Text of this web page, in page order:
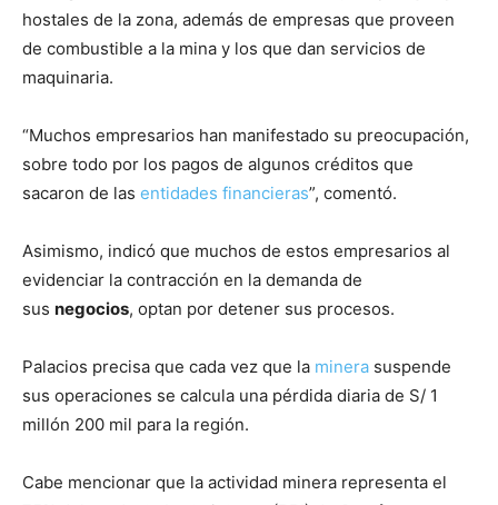
hostales de la zona, además de empresas que proveen
de combustible a la mina y los que dan servicios de
maquinaria.
“Muchos empresarios han manifestado su preocupación,
sobre todo por los pagos de algunos créditos que
sacaron de las entidades financieras”, comentó.
Asimismo, indicó que muchos de estos empresarios al
evidenciar la contracción en la demanda de
sus negocios, optan por detener sus procesos.
Palacios precisa que cada vez que la minera suspende
sus operaciones se calcula una pérdida diaria de S/ 1
millón 200 mil para la región.
Cabe mencionar que la actividad minera representa el